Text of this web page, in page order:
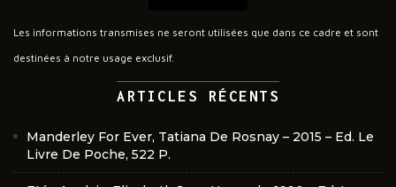
Les informations transmises ne seront utilisées que dans ce cadre et sont
destinées à notre usage exclusif.
ARTICLES RÉCENTS
Manderley For Ever, Tatiana De Rosnay – 2015 – Ed. Le
Livre De Poche, 522 P.